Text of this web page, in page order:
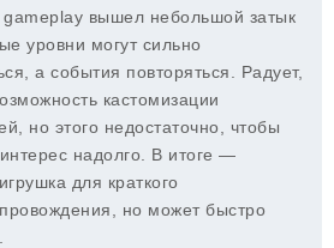
вышел небольшой затык
уровни могут сильно
а события повторяться. Радует,
кастомизации
но этого недостаточно, чтобы
надолго. В итоге —
для краткого
но может быстро